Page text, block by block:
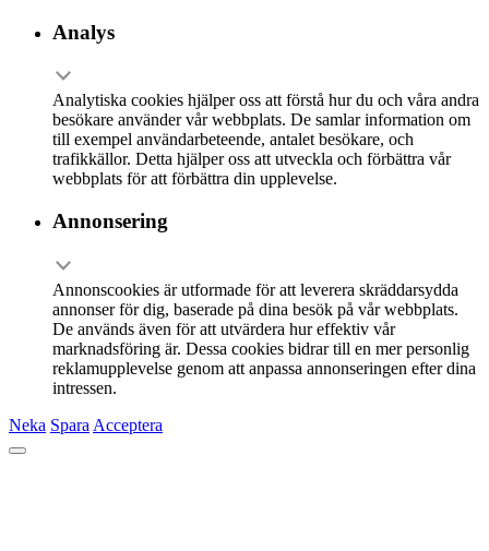
Analys
Analytiska cookies hjälper oss att förstå hur du och våra andra
besökare använder vår webbplats. De samlar information om
till exempel användarbeteende, antalet besökare, och
trafikkällor. Detta hjälper oss att utveckla och förbättra vår
webbplats för att förbättra din upplevelse.
Annonsering
Annonscookies är utformade för att leverera skräddarsydda
annonser för dig, baserade på dina besök på vår webbplats.
De används även för att utvärdera hur effektiv vår
marknadsföring är. Dessa cookies bidrar till en mer personlig
reklamupplevelse genom att anpassa annonseringen efter dina
intressen.
Neka Spara Acceptera